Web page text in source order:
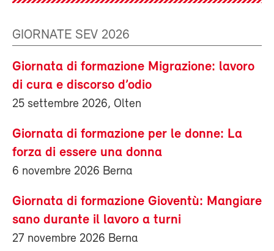
GIORNATE SEV 2026
Giornata di formazione Migrazione: lavoro
di cura e discorso d’odio
25 settembre 2026, Olten
Giornata di formazione per le donne: La
forza di essere una donna
6 novembre 2026 Berna
Giornata di formazione Gioventù: Mangiare
sano durante il lavoro a turni
27 novembre 2026 Berna